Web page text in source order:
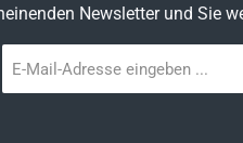
Newsletter und Sie
Mail-